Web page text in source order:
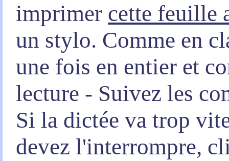
imprimer cette feuille
un stylo. Comme en
une fois en entier et
lecture - Suivez les
Si la dictée va trop
devez l'interrompre,